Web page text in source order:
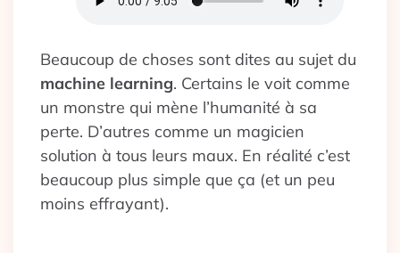
Beaucoup de choses sont dites au sujet du
machine learning. Certains le voit comme
un monstre qui mène l’humanité à sa
perte. D’autres comme un magicien
solution à tous leurs maux. En réalité c’est
beaucoup plus simple que ça (et un peu
moins effrayant).